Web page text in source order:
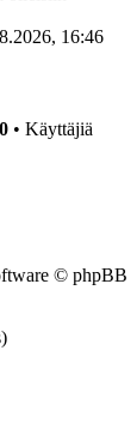
16:46
• Käyttäjiä
© phpBB